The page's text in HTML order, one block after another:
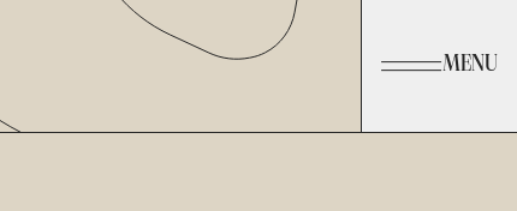
MENU